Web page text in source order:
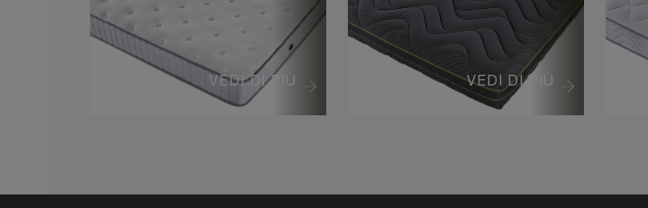
VEDI DI PIÙ VEDI DI PIÙ